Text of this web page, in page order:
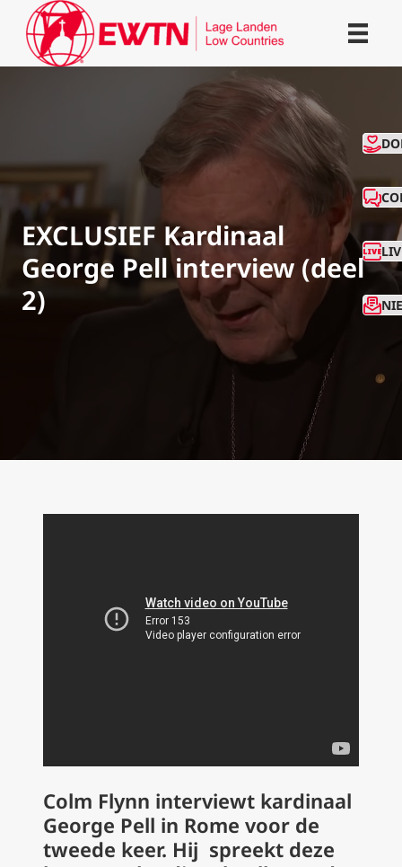
EXCLUSIEF Kardinaal
George Pell interview (deel
2)
Colm Flynn interviewt kardinaal
George Pell in Rome voor de
tweede keer. Hij spreekt deze